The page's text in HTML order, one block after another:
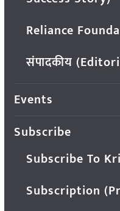
Reliance
संपादकीय
Events
Subscribe
Subscribe To
Subscription